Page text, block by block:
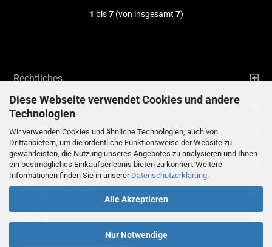
Diese Webseite verwendet Cookies und andere
Technologien
Wir verwenden Cookies und ähnliche Technologien, auch von
Drittanbietern, um die ordentliche Funktionsweise der Website zu
gewährleisten, die Nutzung unseres Angebotes zu analysieren und Ihnen
ein bestmögliches Einkaufserlebnis bieten zu können. Weitere
Informationen finden Sie in unserer Datenschutzerklärung.
Alle Akzeptieren
Nur Notwendige
1 bis7(von insgesamt 7)
Rechtliches
Informationen
Kontaktdaten
Ihre persönliche Seite
Zahlungsmethoden